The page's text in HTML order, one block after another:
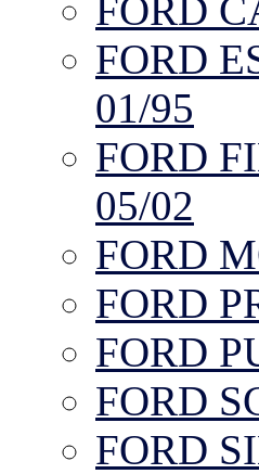
FORD
FORD
01/95
FORD
05/02
FORD
FORD
FORD
FORD
FORD